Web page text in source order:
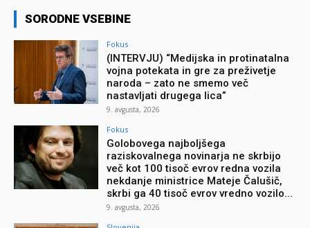
SORODNE VSEBINE
Fokus
(INTERVJU) “Medijska in protinatalna
vojna potekata in gre za preživetje
naroda – zato ne smemo več
nastavljati drugega lica”
9. avgusta, 2026
Fokus
Golobovega najboljšega
raziskovalnega novinarja ne skrbijo
več kot 100 tisoč evrov redna vozila
nekdanje ministrice Mateje Čalušič,
skrbi ga 40 tisoč evrov vredno vozilo...
9. avgusta, 2026